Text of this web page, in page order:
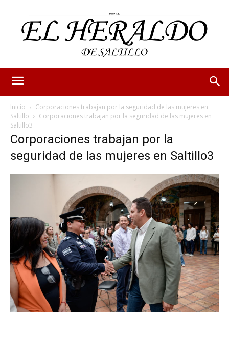
Inicio
Corporaciones trabajan por la seguridad de las mujeres en
Saltillo
Corporaciones trabajan por la seguridad de las mujeres en
Saltillo3
Corporaciones trabajan por la
seguridad de las mujeres en Saltillo3